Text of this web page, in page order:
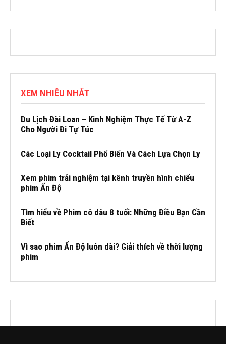
XEM NHIỀU NHẤT
Du Lịch Đài Loan – Kinh Nghiệm Thực Tế Từ A-Z
Cho Người Đi Tự Túc
Các Loại Ly Cocktail Phổ Biến Và Cách Lựa Chọn Ly
Xem phim trải nghiệm tại kênh truyền hình chiếu
phim Ấn Độ
Tìm hiểu về Phim cô dâu 8 tuổi: Những Điều Bạn Cần
Biết
Vì sao phim Ấn Độ luôn dài? Giải thích về thời lượng
phim